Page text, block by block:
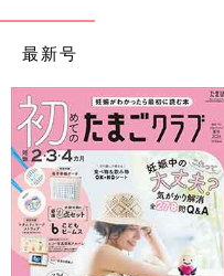
最新号